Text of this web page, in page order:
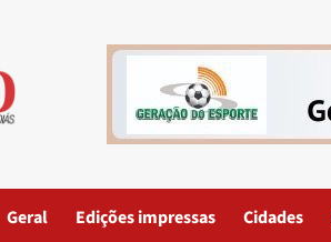
Geral Edições impressas Cidades